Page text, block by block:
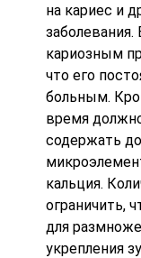
на кариес и
кариозным
что его
больным.
время
содержать
кальция.
ограничить,
для
укрепления